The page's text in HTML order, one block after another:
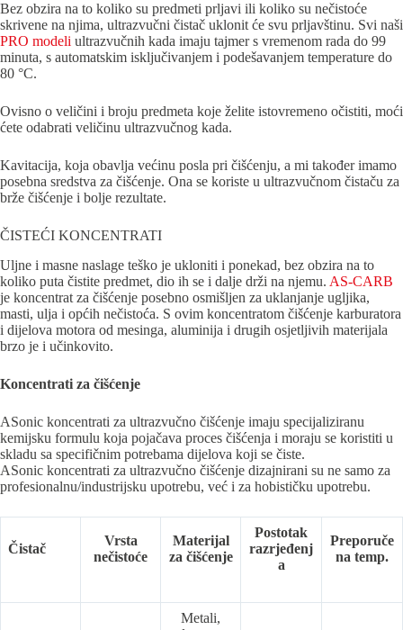
Bez obzira na to koliko su predmeti prljavi ili koliko su nečistoće
skrivene na njima, ultrazvučni čistač uklonit će svu prljavštinu. Svi naši
PRO modeli ultrazvučnih kada imaju tajmer s vremenom rada do 99
minuta, s automatskim isključivanjem i podešavanjem temperature do
80 °C.
Ovisno o veličini i broju predmeta koje želite istovremeno očistiti, moći
ćete odabrati veličinu ultrazvučnog kada.
Kavitacija, koja obavlja većinu posla pri čišćenju, a mi također imamo
posebna sredstva za čišćenje. Ona se koriste u ultrazvučnom čistaču za
brže čišćenje i bolje rezultate.
ČISTEĆI KONCENTRATI
Uljne i masne naslage teško je ukloniti i ponekad, bez obzira na to
koliko puta čistite predmet, dio ih se i dalje drži na njemu. AS-CARB
je koncentrat za čišćenje posebno osmišljen za uklanjanje ugljika,
masti, ulja i općih nečistoća. S ovim koncentratom čišćenje karburatora
i dijelova motora od mesinga, aluminija i drugih osjetljivih materijala
brzo je i učinkovito.
Koncentrati za čišćenje
ASonic koncentrati za ultrazvučno čišćenje imaju specijaliziranu
kemijsku formulu koja pojačava proces čišćenja i moraju se koristiti u
skladu sa specifičnim potrebama dijelova koji se čiste.
ASonic koncentrati za ultrazvučno čišćenje dizajnirani su ne samo za
profesionalnu/industrijsku upotrebu, već i za hobističku upotrebu.
Čistač
Vrsta
nečistoće
Materijal
za čišćenje
Postotak
razrjeđenj
a
Preporuče
na temp.
Metali,